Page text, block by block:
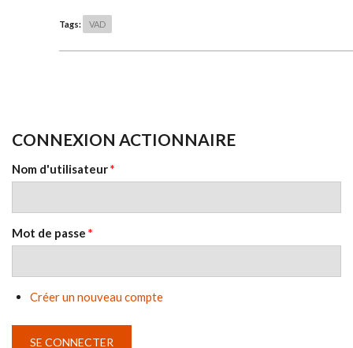
Tags: VAD
CONNEXION ACTIONNAIRE
Nom d'utilisateur*
Mot de passe *
Créer un nouveau compte